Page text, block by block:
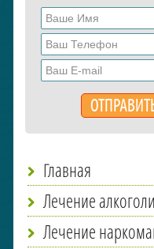
Главная
Лечение
Лечение